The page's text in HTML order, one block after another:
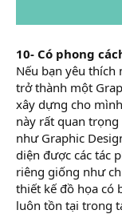
10- Có phong
Nếu bạn yêu
trở thành một
xây dựng cho
này rất quan
như Graphic
diện được các tác
riêng giống như
thiết kế đồ họa có
luôn tồn tại trong